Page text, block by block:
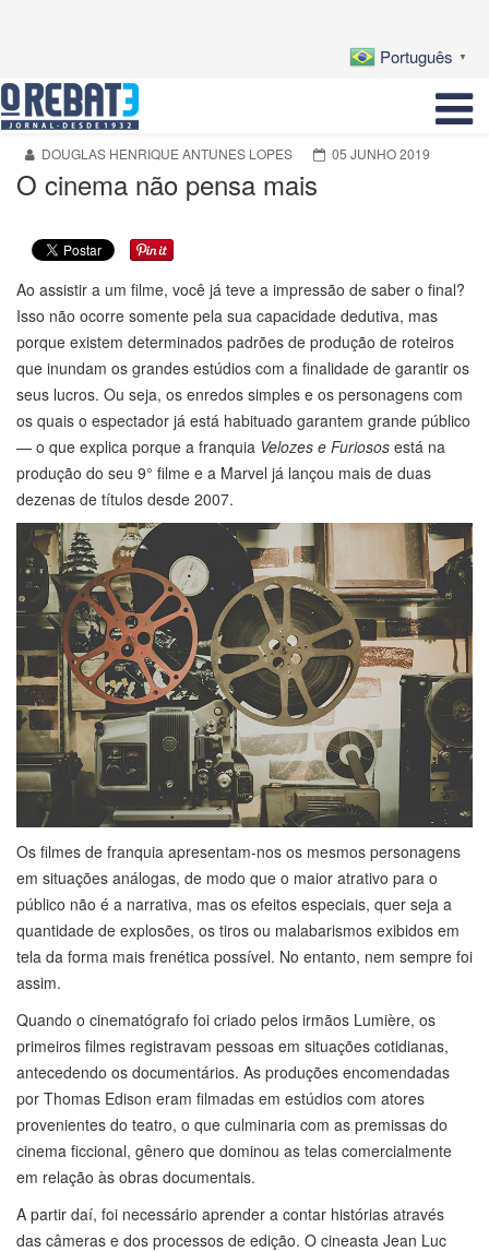
Português ▼
DOUGLAS HENRIQUE ANTUNES LOPES 05 JUNHO 2019
O cinema não pensa mais
Ao assistir a um filme, você já teve a impressão de saber o final?
Isso não ocorre somente pela sua capacidade dedutiva, mas
porque existem determinados padrões de produção de roteiros
que inundam os grandes estúdios com a finalidade de garantir os
seus lucros. Ou seja, os enredos simples e os personagens com
os quais o espectador já está habituado garantem grande público
— o que explica porque a franquia Velozes e Furiosos está na
produção do seu 9° filme e a Marvel já lançou mais de duas
dezenas de títulos desde 2007.
Os filmes de franquia apresentam-nos os mesmos personagens
em situações análogas, de modo que o maior atrativo para o
público não é a narrativa, mas os efeitos especiais, quer seja a
quantidade de explosões, os tiros ou malabarismos exibidos em
tela da forma mais frenética possível. No entanto, nem sempre foi
assim.
Quando o cinematógrafo foi criado pelos irmãos Lumière, os
primeiros filmes registravam pessoas em situações cotidianas,
antecedendo os documentários. As produções encomendadas
por Thomas Edison eram filmadas em estúdios com atores
provenientes do teatro, o que culminaria com as premissas do
cinema ficcional, gênero que dominou as telas comercialmente
em relação às obras documentais.
A partir daí, foi necessário aprender a contar histórias através
das câmeras e dos processos de edição. O cineasta Jean Luc